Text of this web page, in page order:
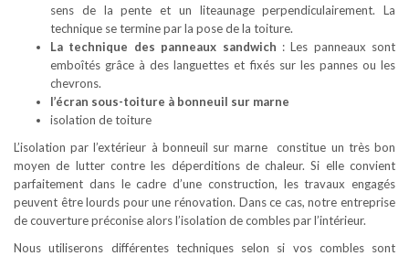
sens de la pente et un liteaunage perpendiculairement. La
technique se termine par la pose de la toiture.
La technique des panneaux sandwich : Les panneaux sont
emboîtés grâce à des languettes et fixés sur les pannes ou les
chevrons.
l’écran sous-toiture à bonneuil sur marne
isolation de toiture
L’isolation par l’extérieur à bonneuil sur marne constitue un très bon
moyen de lutter contre les déperditions de chaleur. Si elle convient
parfaitement dans le cadre d’une construction, les travaux engagés
peuvent être lourds pour une rénovation. Dans ce cas, notre entreprise
de couverture préconise alors l’isolation de combles par l’intérieur.
Nous utiliserons différentes techniques selon si vos combles sont